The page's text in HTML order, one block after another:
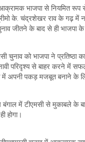
भाजपा से नियमित रूप
के. चंद्रशेखर राव के गढ़ में
जीतने के बाद से ही भाजपा
चुनाव को भाजपा ने प्रतिष्ठा
परिदृश्य से बाहर करने में
में अपनी पकड़ मजबूत बनाने के
बंगाल में टीएमसी से मुकाबले के
होगा।